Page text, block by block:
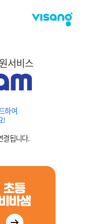
서비스
하여
!
결됩니다.